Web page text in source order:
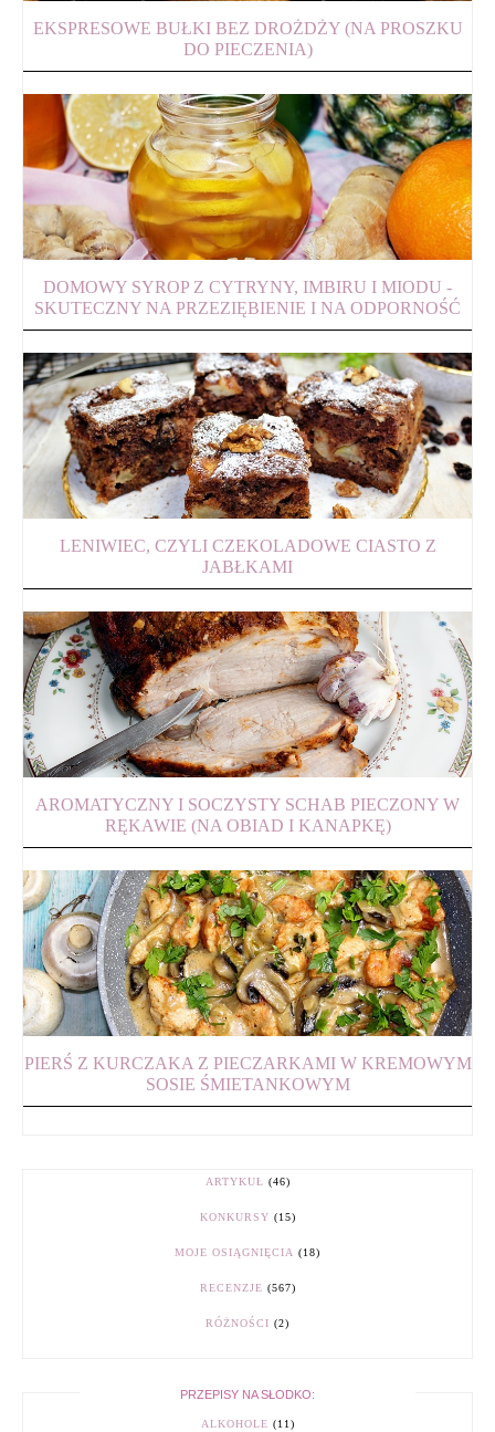
EKSPRESOWE BUŁKI BEZ DROŻDŻY (NA PROSZKU
DO PIECZENIA)
DOMOWY SYROP Z CYTRYNY, IMBIRU I MIODU -
SKUTECZNY NA PRZEZIĘBIENIE I NA ODPORNOŚĆ
LENIWIEC, CZYLI CZEKOLADOWE CIASTO Z
JABŁKAMI
AROMATYCZNY I SOCZYSTY SCHAB PIECZONY W
RĘKAWIE (NA OBIAD I KANAPKĘ)
PIERŚ Z KURCZAKA Z PIECZARKAMI W KREMOWYM
SOSIE ŚMIETANKOWYM
ARTYKUŁ (46)
KONKURSY (15)
MOJE OSIĄGNIĘCIA (18)
RECENZJE (567)
RÓŻNOŚCI (2)
PRZEPISY NA SŁODKO:
ALKOHOLE (11)